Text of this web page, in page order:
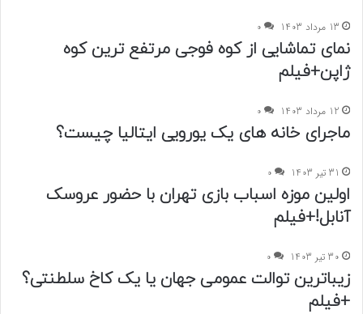
13 مرداد 1403 0
نمای تماشایی از کوه فوجی مرتفع ترین کوه
ژاپن+فیلم
12 مرداد 1403 0
ماجرای خانه های یک یورویی ایتالیا چیست؟
31 تیر 1403 0
اولین موزه اسباب بازی تهران با حضور عروسک
آنابل!+فیلم
30 تیر 1403 0
زیباترین توالت عمومی جهان یا یک کاخ سلطنتی؟
+فیلم